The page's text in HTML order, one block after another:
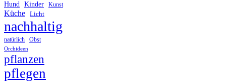
Hund Kinder Kunst
Küche Licht
nachhaltig
natürlich Obst
Orchideen
pflanzen
pflegen